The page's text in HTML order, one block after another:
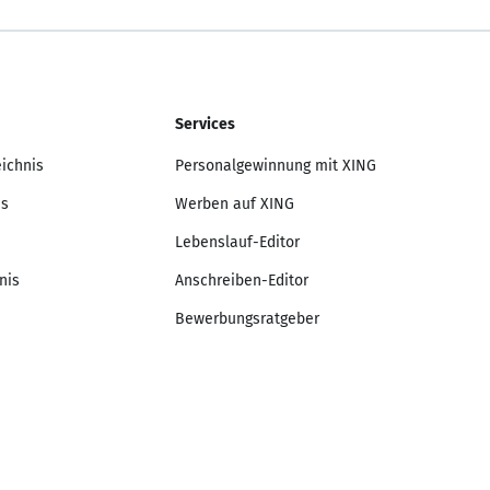
Services
Personalgewinnung mit XING
Werben auf XING
Lebenslauf-Editor
Anschreiben-Editor
Bewerbungsratgeber